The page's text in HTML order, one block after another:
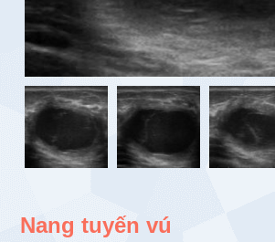
Nang tuyến vú